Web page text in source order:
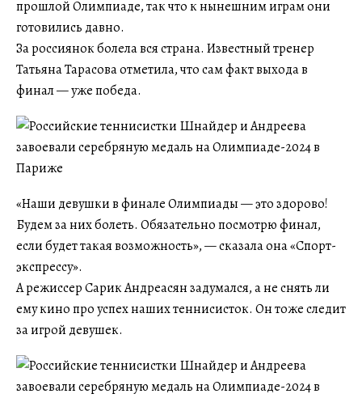
прошлой Олимпиаде, так что к нынешним играм они
готовились давно.
За россиянок болела вся страна. Известный тренер
Татьяна Тарасова отметила, что сам факт выхода в
финал — уже победа.
«Наши девушки в финале Олимпиады — это здорово!
Будем за них болеть. Обязательно посмотрю финал,
если будет такая возможность», — сказала она «Спорт-
экспрессу».
А режиссер Сарик Андреасян задумался, а не снять ли
ему кино про успех наших теннисисток. Он тоже следит
за игрой девушек.